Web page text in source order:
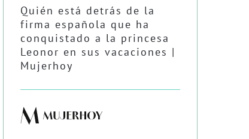
Quién está detrás de la
firma española que ha
conquistado a la princesa
Leonor en sus vacaciones |
Mujerhoy